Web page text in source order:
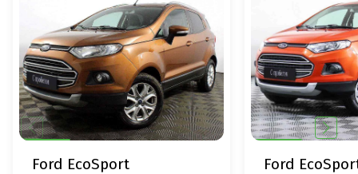
Ford EcoSport Ford